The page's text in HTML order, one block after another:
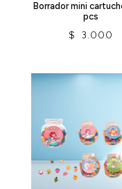
Borrador mini
pcs
$ 3.000